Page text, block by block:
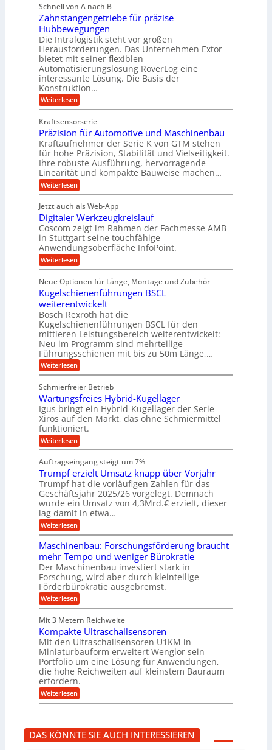
l
i
k
i
m
V
e
r
g
e
c
h
i
g
e
K
u
g
e
l
g
e
w
i
n
d
e
t
i
e
b
e
f
ü
r
r
a
u
e
U
m
g
e
b
u
n
g
e
n
g
e
r
t
U
m
s
a
t
u
n
d
A
u
f
t
r
a
g
s
e
i
g
a
n
g
e
h
r
A
r
b
e
i
t
s
l
o
s
e
,
w
e
n
i
g
e
r
S
t
e
l
l
e
n
Schnell von A nach B
Zahnstangengetriebe für präzise
Hubbewegungen
Die Intralogistik steht vor großen
Herausforderungen. Das Unternehmen Extor
bietet mit seiner flexiblen
Automatisierungslösung RoverLog eine
interessante Lösung. Die Basis der
Konstruktion…
Weiterlesen:
Z
h
n
s
t
a
n
g
e
n
e
t
r
i
e
b
e
f
r
p
r
ä
z
i
s
e
H
u
b
e
w
e
g
u
n
g
e
Kraftsensorserie
Präzision für Automotive und Maschinenbau
Kraftaufnehmer der Serie K von GTM stehen
für hohe Präzision, Stabilität und Vielseitigkeit.
Ihre robuste Ausführung, hervorragende
Linearität und kompakte Bauweise machen…
Weiterlesen:
P
ä
z
i
s
i
o
n
f
r
A
u
t
o
m
o
t
i
v
e
n
d
M
a
s
c
h
i
e
n
b
a
u
Jetzt auch als Web-App
Digitaler Werkzeugkreislauf
Coscom zeigt im Rahmen der Fachmesse AMB
in Stuttgart seine touchfähige
Anwendungsoberfläche InfoPoint.
Weiterlesen:
D
g
i
t
a
l
e
r
W
e
r
k
z
e
u
g
k
r
e
i
s
a
u
f
Neue Optionen für Länge, Montage und Zubehör
Kugelschienenführungen BSCL
weiterentwickelt
Bosch Rexroth hat die
Kugelschienenführungen BSCL für den
mittleren Leistungsbereich weiterentwickelt:
Neu im Programm sind mehrteilige
Führungsschienen mit bis zu 50m Länge,…
Weiterlesen:
K
g
e
l
s
c
h
i
e
e
n
f
ü
h
r
u
n
g
e
n
B
S
C
L
w
e
i
t
e
r
e
n
t
w
i
c
k
e
Schmierfreier Betrieb
Wartungsfreies Hybrid-Kugellager
Igus bringt ein Hybrid-Kugellager der Serie
Xiros auf den Markt, das ohne Schmiermittel
funktioniert.
Weiterlesen:
W
r
t
u
n
g
s
r
e
e
s
H
y
b
r
i
d
-
u
g
e
l
a
g
e
r
Auftragseingang steigt um 7%
Trumpf erzielt Umsatz knapp über Vorjahr
Trumpf hat die vorläufigen Zahlen für das
Geschäftsjahr 2025/26 vorgelegt. Demnach
wurde ein Umsatz von 4,3Mrd.€ erzielt, dieser
lag damit in etwa…
Weiterlesen:
T
u
m
p
f
e
r
z
i
e
t
U
m
s
a
t
z
k
n
p
ü
Maschinenbau: Forschungsförderung braucht
mehr Tempo und weniger Bürokratie
Der Maschinenbau investiert stark in
Forschung, wird aber durch kleinteilige
Förderbürokratie ausgebremst.
Weiterlesen:
M
s
c
h
i
n
e
n
b
a
u
r
s
Mit 3 Metern Reichweite
Kompakte Ultraschallsensoren
Mit den Ultraschallsensoren U1KM in
Miniaturbauform erweitert Wenglor sein
Portfolio um eine Lösung für Anwendungen,
die hohe Reichweiten auf kleinstem Bauraum
erfordern.
Weiterlesen:
K
p
a
k
DAS KÖNNTE SIE AUCH INTERESSIEREN